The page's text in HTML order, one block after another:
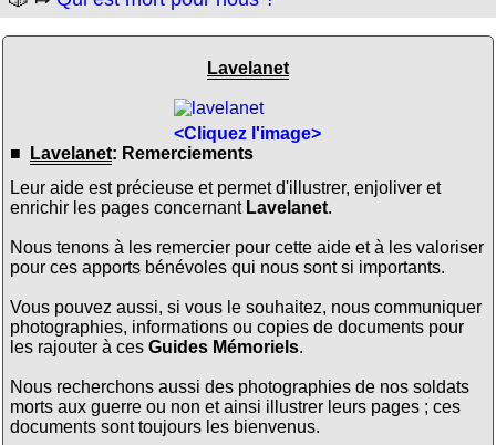
Lavelanet
<Cliquez l'image>
■
Lavelanet: Remerciements
Leur aide est précieuse et permet d'illustrer, enjoliver et
enrichir les pages concernant Lavelanet.
Nous tenons à les remercier pour cette aide et à les valoriser
pour ces apports bénévoles qui nous sont si importants.
Vous pouvez aussi, si vous le souhaitez, nous communiquer
photographies, informations ou copies de documents pour
les rajouter à ces Guides Mémoriels.
Nous recherchons aussi des photographies de nos soldats
morts aux guerre ou non et ainsi illustrer leurs pages ; ces
documents sont toujours les bienvenus.